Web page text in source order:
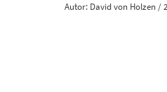
Autor: David von Holzen /